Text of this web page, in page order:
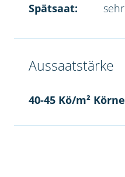
Spätsaat:
Aussaatstärke
40-45 Kö/m²